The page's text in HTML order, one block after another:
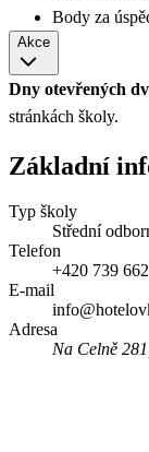
Body za
Akce
Dny otevřených
stránkách školy.
Základní
Typ školy
Střední
Telefon
+420 739
E-mail
Adresa
Na Celně